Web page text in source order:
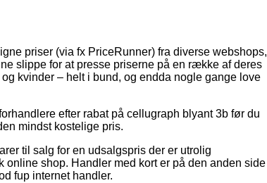
priser (via fx PriceRunner) fra diverse webshops,
slippe for at presse priserne på en række af deres
kvinder – helt i bund, og endda nogle gange love
efter rabat på cellugraph blyant 3b før du
mindst kostelige pris.
til salg for en udsalgspris der er utrolig
shop. Handler med kort er på den anden side
fup internet handler.